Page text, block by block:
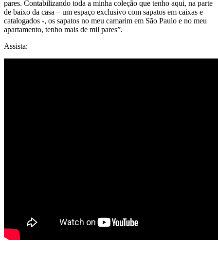
pares. Contabilizando toda a minha coleção que tenho aqui, na parte
de baixo da casa – um espaço exclusivo com sapatos em caixas e
catalogados -, os sapatos no meu camarim em São Paulo e no meu
apartamento, tenho mais de mil pares”.
Assista: